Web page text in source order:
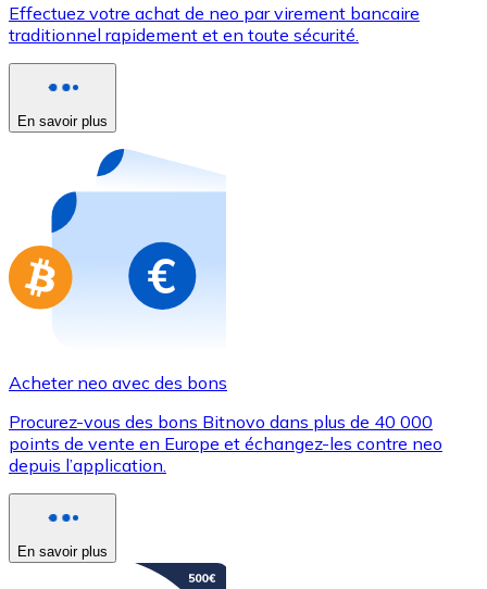
Utilisez les cartes Visa et Mastercard pour acheter
Acheter avec carte
Nouveau
Achetez des cartes-cadeaux de vos marques
Aller à la boutique de cartes-cadeaux
Effectuez votre achat de neo par virement bancaire
traditionnel rapidement et en toute sécurité.
En savoir plus
Acheter neo avec des bons
Procurez-vous des bons Bitnovo dans plus de 40 000
points de vente en Europe et échangez-les contre neo
depuis l’application.
En savoir plus